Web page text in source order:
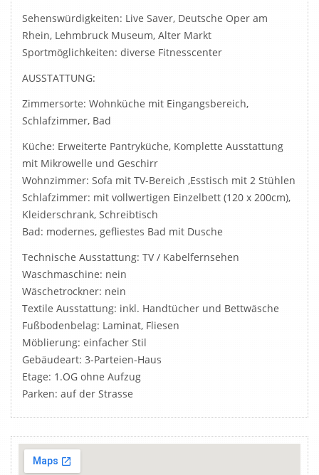
Sehenswürdigkeiten: Live Saver, Deutsche Oper am
Rhein, Lehmbruck Museum, Alter Markt
Sportmöglichkeiten: diverse Fitnesscenter
AUSSTATTUNG:
Zimmersorte: Wohnküche mit Eingangsbereich,
Schlafzimmer, Bad
Küche: Erweiterte Pantryküche, Komplette Ausstattung
mit Mikrowelle und Geschirr
Wohnzimmer: Sofa mit TV-Bereich ,Esstisch mit 2 Stühlen
Schlafzimmer: mit vollwertigen Einzelbett (120 x 200cm),
Kleiderschrank, Schreibtisch
Bad: modernes, gefliestes Bad mit Dusche
Technische Ausstattung: TV / Kabelfernsehen
Waschmaschine: nein
Wäschetrockner: nein
Textile Ausstattung: inkl. Handtücher und Bettwäsche
Fußbodenbelag: Laminat, Fliesen
Möblierung: einfacher Stil
Gebäudeart: 3-Parteien-Haus
Etage: 1.OG ohne Aufzug
Parken: auf der Strasse